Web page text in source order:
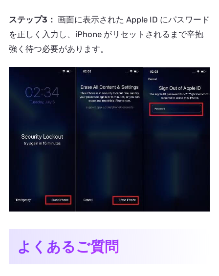
ステップ3： 画面に表示された Apple ID にパスワード
を正しく入力し、iPhone がリセットされるまで辛抱
強く待つ必要があります。
よくあるご質問